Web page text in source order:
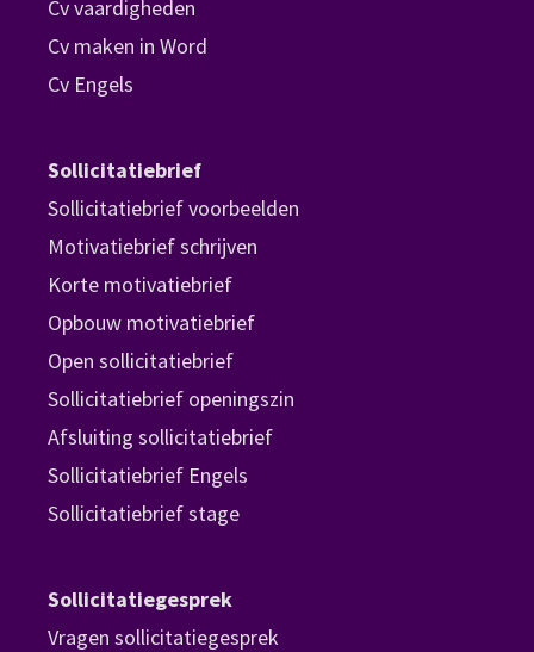
Cv vaardigheden
Cv maken in Word
Cv Engels
Sollicitatiebrief
Sollicitatiebrief voorbeelden
Motivatiebrief schrijven
Korte motivatiebrief
Opbouw motivatiebrief
Open sollicitatiebrief
Sollicitatiebrief openingszin
Afsluiting sollicitatiebrief
Sollicitatiebrief Engels
Sollicitatiebrief stage
Sollicitatiegesprek
Vragen sollicitatiegesprek